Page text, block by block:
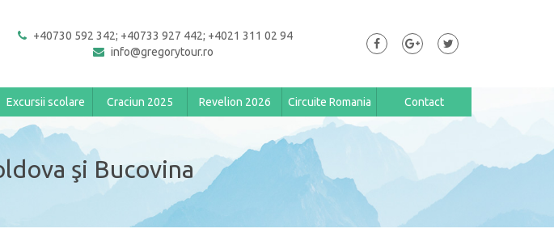
+40730 592 342; +40733 927 442; +4021 311 02 94
info@gregorytour.ro
Excursii scolare Craciun 2025 Revelion 2026 Circuite Romania Contact
şi Bucovina